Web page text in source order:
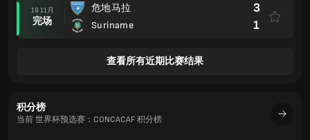
19 11月
完场
危地马拉
Suriname
3
1
查看所有近期比赛结果
积分榜
当前 世界杯预选赛：CONCACAF 积分榜